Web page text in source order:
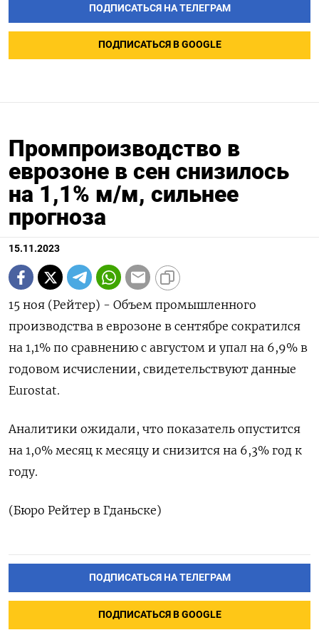
ПОДПИСАТЬСЯ НА ТЕЛЕГРАМ
ПОДПИСАТЬСЯ В GOOGLE
Промпроизводство в
еврозоне в сен снизилось
на 1,1% м/м, сильнее
прогноза
15.11.2023
15 ноя (Рейтер) - Объем промышленного
производства в еврозоне в сентябре сократился
на 1,1% по сравнению с августом и упал на 6,9% в
годовом исчислении, свидетельствуют данные
Eurostat.
Аналитики ожидали, что показатель опустится
на 1,0% месяц к месяцу и снизится на 6,3% год к
году.
(Бюро Рейтер в Гданьске)
ПОДПИСАТЬСЯ НА ТЕЛЕГРАМ
ПОДПИСАТЬСЯ В GOOGLE